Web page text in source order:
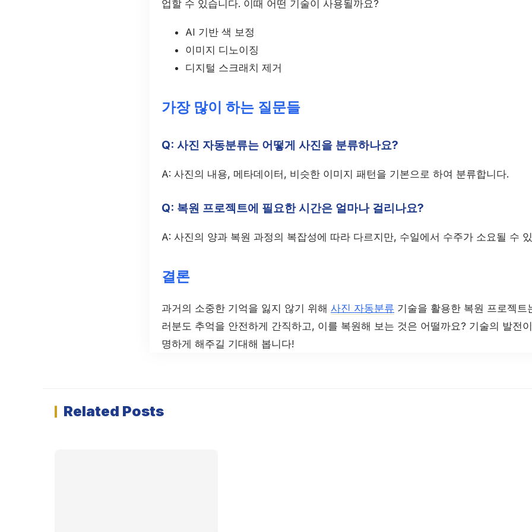
업할 수 있습니다. 이때 어떤 기술이 사용될까요?
AI 기반 색 보정
이미지 디노이징
디지털 스크래치 제거
가장 많이 하는 질문들
Q: 사진 자동분류는 어떻게 사진을 분류하나요?
A: 사진의 내용, 메타데이터, 비슷한 이미지 패턴을 기본으로 하여 분류합니다.
Q: 복원 프로젝트에 필요한 시간은 얼마나 걸리나요?
A: 사진의 양과 복원 과정의 복잡성에 따라 다르지만, 수일에서 수주가 소요될 수
결론
과거의 소중한 기억을 잃지 않기 위해 사진 자동분류 기술을 활용한 복원 프로젝트
러분도 추억을 안전하게 간직하고, 이를 복원해 보는 것은 어떨까요? 기술의 발전
명하게 해주길 기대해 봅니다!
Related Posts